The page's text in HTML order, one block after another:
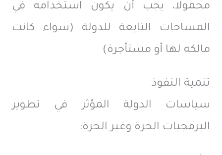
محمولا، يجب أن يكون استخدامه في
المساحات التابعة للدولة (سواء كانت
مالكه لها أو مستأجرة)
تنمية النفوذ
سياسات الدولة المؤثر في تطوير
البرمجيات الحرة وغير الحرة: